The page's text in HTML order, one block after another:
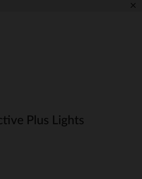
×
Plus Lights